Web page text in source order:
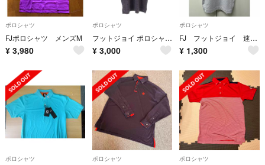
ポロシャツ
FJポロシャツ メンズM
¥ 3,980
ポロシャツ
フットジョイ ポロシャツ カットソー 半袖 総柄 ホリゾンタルカラー L 紺
¥ 3,000
ポロシャツ
FJ フットジョイ 速乾ポロシャツ サイズM ☆即購入OK！☆
¥ 1,300
ポロシャツ ポロシャツ ポロシャツ